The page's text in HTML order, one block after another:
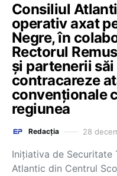
Consiliul
operativ axat
Negre, în
Rectorul
și partenerii
contracareze
convenționale
regiunea
Redacția 28
Inițiativa de Securitate
Atlantic din Centrul